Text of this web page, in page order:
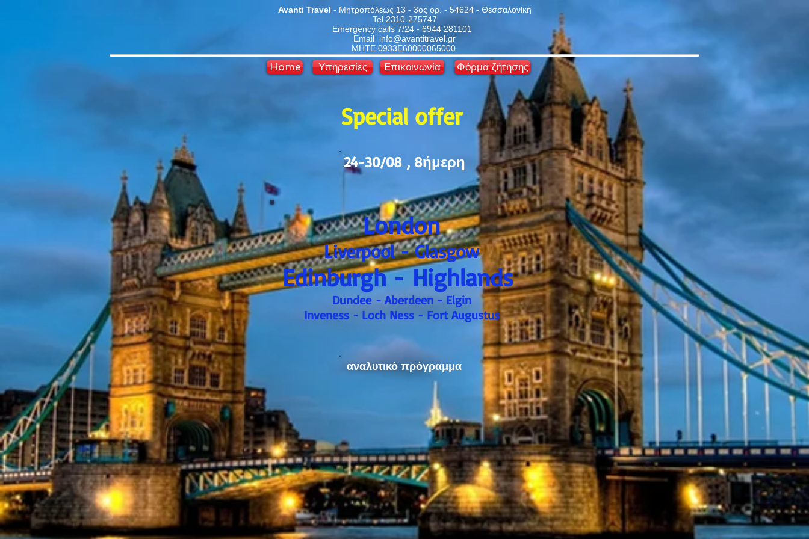
Avanti Travel - Μητροπόλεως 13 - 3ος ορ. - 54624 - Θεσσαλονίκη
Tel 2310-275747
Emergency calls 7/24 - 6944 281101
Email info@avantitravel.gr
ΜΗΤΕ 0933Ε60000065000
Υπηρεσίες Επικοινωνία
Home Φόρμα ζήτησης
Special offer
24-30/08 , 8ήμερη
London
Liverpool - Glasgow
Edinburgh - Highlands
Dundee - Aberdeen - Elgin
Inveness - Loch Ness - Fort Augustus
αναλυτικό πρόγραμμα